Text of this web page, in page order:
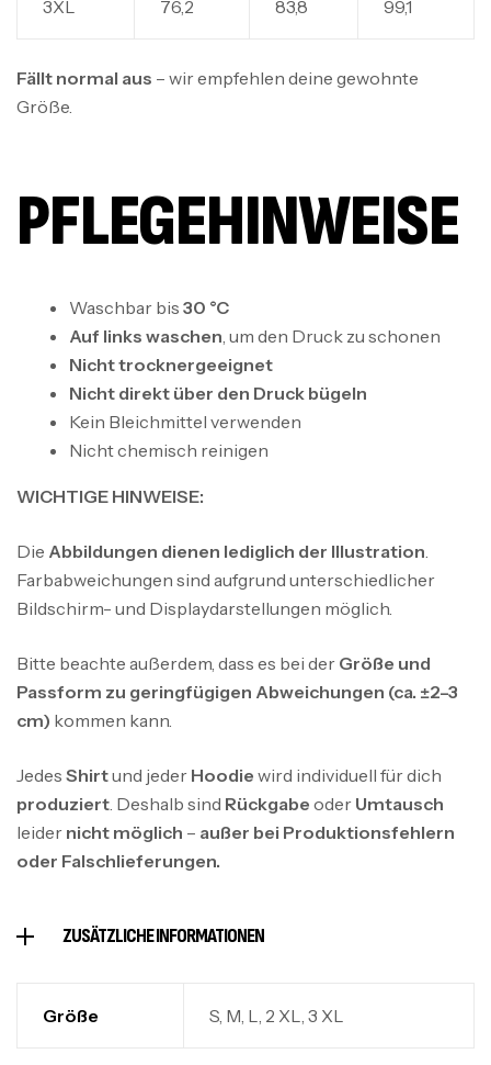
3XL 76,2 83,8 99,1
Fällt normal aus – wir empfehlen deine gewohnte
Größe.
PFLEGEHINWEISE
Waschbar bis 30 °C
Auf links waschen , um den Druck zu schonen
Nicht trocknergeeignet
Nicht direkt über den Druck bügeln
Kein Bleichmittel verwenden
Nicht chemisch reinigen
WICHTIGE HINWEISE:
Die Abbildungen dienen lediglich der Illustration
Farbabweichungen sind aufgrund unterschiedlicher
Bildschirm- und Displaydarstellungen möglich.
Bitte beachte außerdem, dass es bei der Größe und
Passform zu geringfügigen Abweichungen (ca. ±2–3
cm) kommen kann.
Jedes Shirtund jeder Hoodie wird individuell für dich
produziert . Deshalb sind Rückgabe oder Umtausch
leider nicht möglich – außer bei Produktionsfehlern
oder Falschlieferungen.
ZUSÄTZLICHE INFORMATIONEN
Größe S, M, L, 2 XL, 3 XL